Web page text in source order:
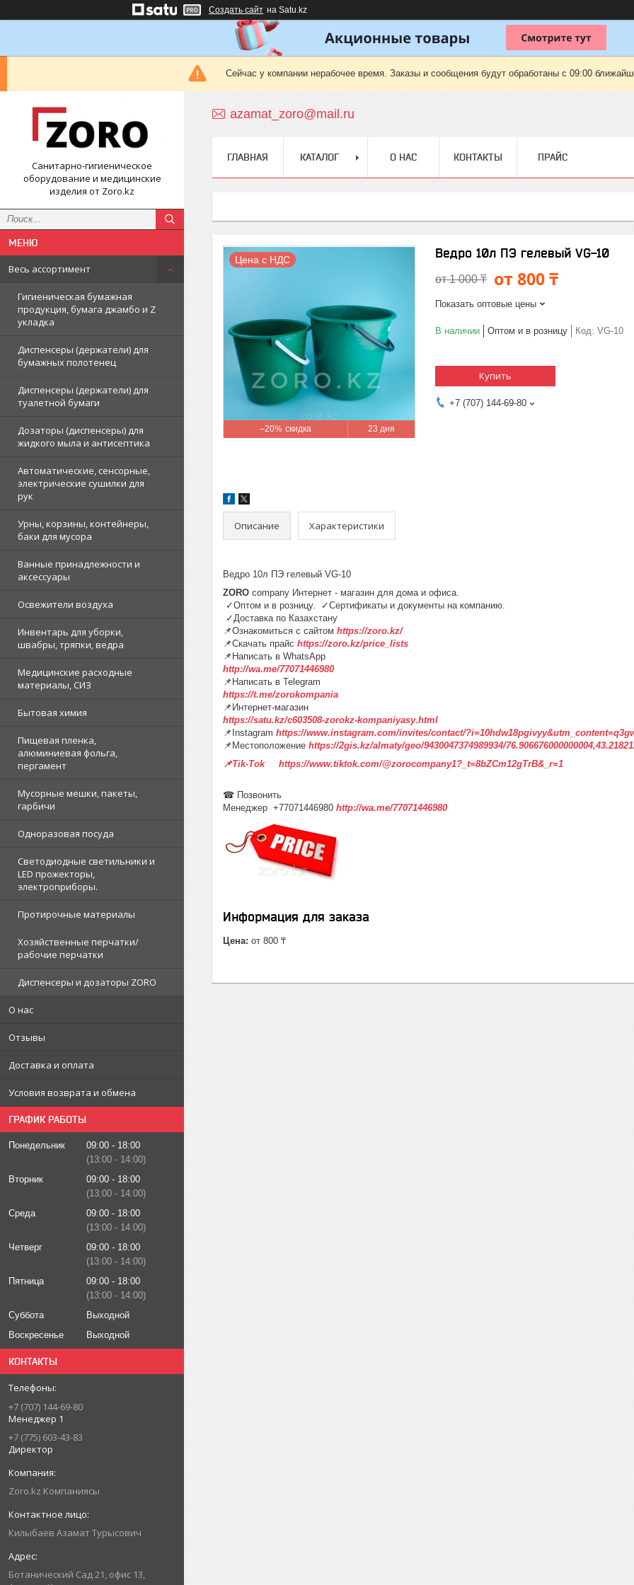
Создать сайт на Satu.kz
Сейчас у компании нерабочее время. Заказы и сообщения будут обработаны с 09:00
Санитарно-гигиеническое
оборудование и медицинские
изделия от Zoro.kz
Весь ассортимент
Гигиеническая бумажная
продукция, бумага джамбо и Z
укладка
Диспенсеры (держатели) для
бумажных полотенец
Диспенсеры (держатели) для
туалетной бумаги
Дозаторы (диспенсеры) для
жидкого мыла и антисептика
Автоматические, сенсорные,
электрические сушилки для
рук
Урны, корзины, контейнеры,
баки для мусора
Ванные принадлежности и
аксессуары
Освежители воздуха
Инвентарь для уборки,
швабры, тряпки, ведра
Медицинские расходные
материалы, СИЗ
Бытовая химия
Пищевая пленка,
алюминиевая фольга,
пергамент
Мусорные мешки, пакеты,
гарбичи
Одноразовая посуда
Светодиодные светильники и
LED прожекторы,
электроприборы.
Протирочные материалы
Хозяйственные перчатки/
рабочие перчатки
Диспенсеры и дозаторы ZORO
О нас
Отзывы
Доставка и оплата
Условия возврата и обмена
ГРАФИК РАБОТЫ
Понедельник 09:00
18:00
13:00
14:00
Вторник
09:00
18:00
13:00
14:00
Среда
09:00
18:00
13:00
14:00
Четверг
09:00
18:00
13:00
14:00
Пятница
09:00
18:00
13:00
14:00
Суббота
Выходной
Воскресенье
Выходной
КОНТАКТЫ
+7 (707) 144-69-80
Менеджер 1
+7 (775) 603-43-83
Директор
Zoro.kz Компаниясы
Килыбаев Азамат Турысович
Ботанический Сад 21, офис 13,
azamat_zoro@mail.ru
ГЛАВНАЯ КАТАЛОГ О НАС КОНТАКТЫ ПРАЙС
–20% 23 дня
Цена с НДС Ведро 10л ПЭ гелевый VG-10
от 1 000 ₸ от 800 ₸
Показать оптовые цены
В наличии Оптом и в розницу Код: VG-10
Купить
+7 (707) 144-69-80
Описание Характеристики
Ведро 10л ПЭ гелевый VG-10
ZORO company Интернет - магазин для дома и офиса.
✓Оптом и в розницу. ✓Сертификаты и документы на компанию.
✓Доставка по Казахстану
📌Ознакомиться с сайтом https://zoro.kz/
📌Скачать прайс https://zoro.kz/price_lists
📌Написать в WhatsApp
http://wa.me/77071446980
📌Написать в Telegram
https://t.me/zorokompania
📌Интернет-магазин
https://satu.kz/c603508-zorokz-kompaniyasy.html
📌Instagram https://www.instagram.com/invites/contact/
📌Местоположение https://2gis.kz/almaty/geo/9430047374989934/
📌Tik-Tok https://www.tiktok.com/@zorocompany1?_t=8bZCm12gTrB&_r=1
☎ Позвонить
Менеджер +77071446980 http://wa.me/77071446980
Информация для заказа
Цена: от 800 ₸